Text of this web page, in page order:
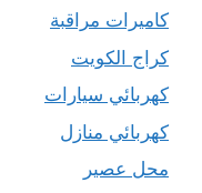
كاميرات مراقبة
كراج الكويت
كهربائي سيارات
كهربائي منازل
محل عصير